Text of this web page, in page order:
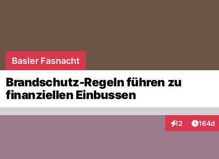
Basler Fasnacht
Brandschutz-Regeln führen zu
finanziellen Einbussen
12
Interaktionen
164d